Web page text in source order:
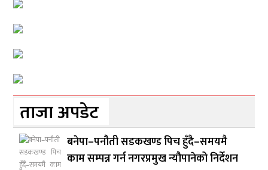
ताजा अपडेट
बनेपा–पनौती सडकखण्ड पिच हुँदै–समयमै
काम सम्पन्न गर्न नगरप्रमुख न्यौपानेको निर्देशन